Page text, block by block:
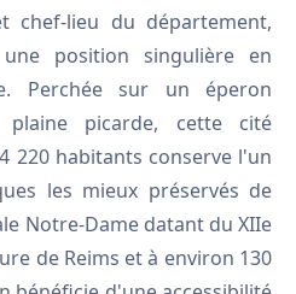
chef-lieu du département,
position singulière en
Perchée sur un éperon
picarde, cette cité
220 habitants conserve l'un
les mieux préservés de
Notre-Dame datant du XIIe
de Reims et à environ 130